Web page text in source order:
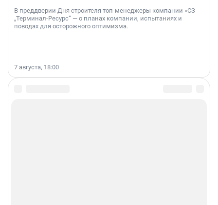
В преддверии Дня строителя топ-менеджеры компании «СЗ
„Терминал-Ресурс“ — о планах компании, испытаниях и
поводах для осторожного оптимизма.
7 августа, 18:00